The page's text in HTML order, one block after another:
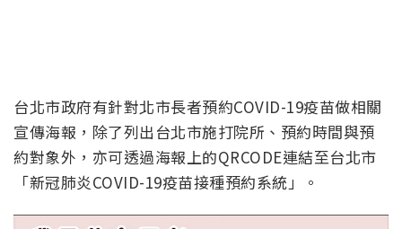
台北市政府有針對北市長者預約COVID-19疫苗做相關
宣傳海報，除了列出台北市施打院所、預約時間與預
約對象外，亦可透過海報上的QRCODE連結至台北市
「新冠肺炎COVID-19疫苗接種預約系統」。